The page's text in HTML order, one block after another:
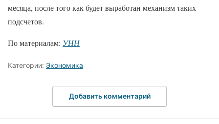
месяца, после того как будет выработан механизм таких
подсчетов.
По материалам: УНН
Категории: Экономика
Добавить комментарий